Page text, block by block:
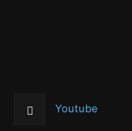
Youtube